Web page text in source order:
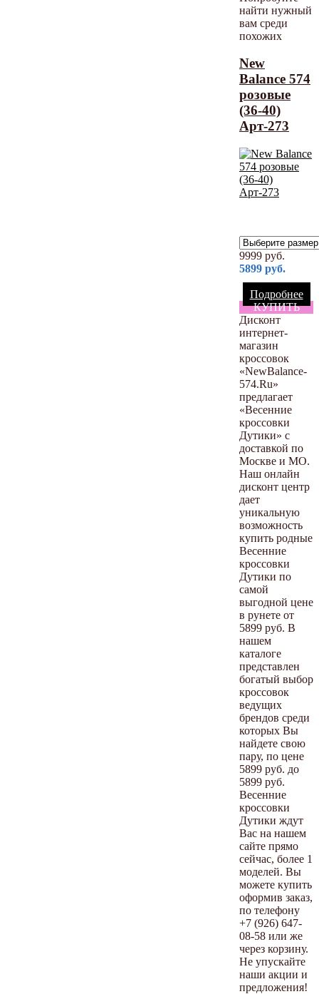
найти нужный
вам среди
похожих
New
Balance 574
розовые
(36-40)
Арт-273
9999 руб.
5899 руб.
Подробнее
КУПИТЬ
Дисконт
интернет-
магазин
кроссовок
«NewBalance-
574.Ru»
предлагает
«Весенние
кроссовки
Дутики» с
доставкой по
Москве и МО.
Наш онлайн
дисконт центр
дает
уникальную
возможность
купить родные
Весенние
кроссовки
Дутики по
самой
выгодной цене
в рунете от
5899 руб. В
нашем
каталоге
представлен
богатый выбор
кроссовок
ведущих
брендов среди
которых Вы
найдете свою
пару, по цене
5899 руб. до
5899 руб.
Весенние
кроссовки
Дутики ждут
Вас на нашем
сайте прямо
сейчас, более 1
моделей. Вы
можете купить
оформив заказ,
по телефону
+7 (926) 647-
08-58 или же
через корзину.
Не упускайте
наши акции и
предложения!